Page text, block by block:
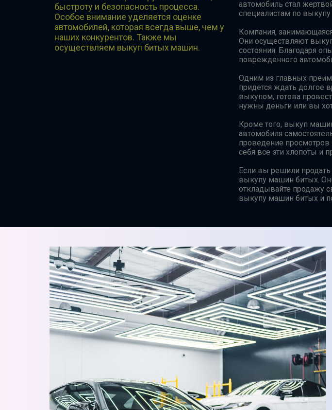
быстроту и безопасность процесса.
Особое внимание уделяется оценке
автомобилей, которая всегда выше, чем у
наших конкурентов. Также мы
осуществляем выкуп битых машин.
автомобиль стал
специалистам по
Компания,
Они осуществляют
состояния. Благодаря
поврежденного
Одним из главных
придется ждать долгое
выкупом, готова
нужны деньги или вы
Кроме того, выкуп
автомобиля
проведение
себя все эти хлопоты и
Если вы решили
выкупу машин битых.
откладывайте продажу
выкупу машин битых и